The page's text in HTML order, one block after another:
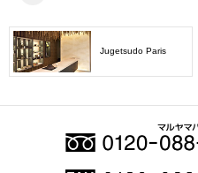
Jugetsudo Paris